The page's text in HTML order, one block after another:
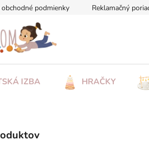
obchodné podmienky Reklamačný
IZBA HRAČKY